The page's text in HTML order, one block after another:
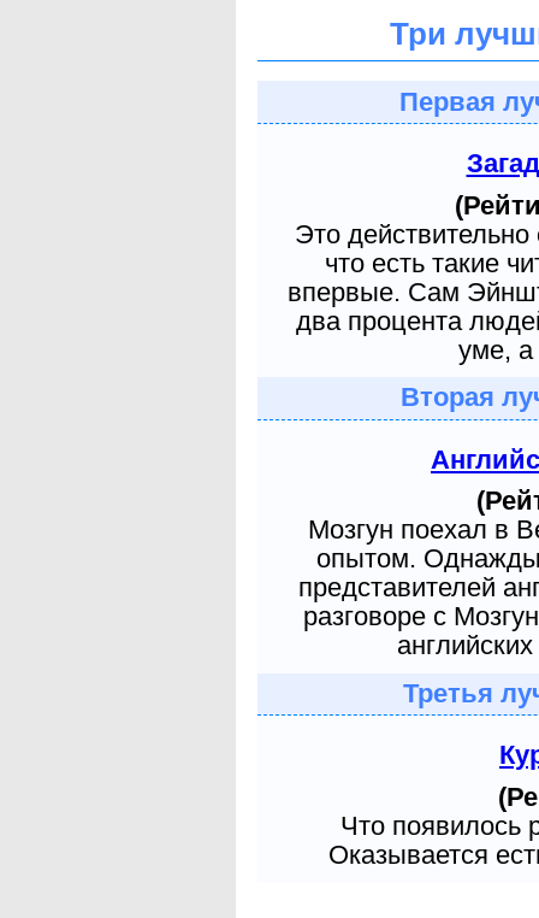
Три
Первая
Это
что есть такие
впервые. Сам
два процента
уме, а
Вторая
Мозгун поехал в
опытом. Однажды
представителей
разговоре с
Третья
Что появилось
Оказывается